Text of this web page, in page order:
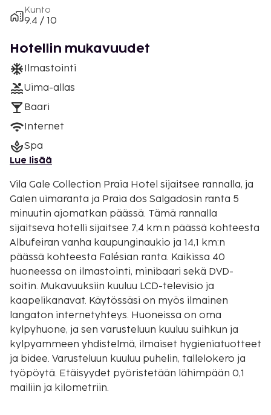
Kunto
9.4 / 10
Hotellin mukavuudet
Ilmastointi
Uima-allas
Baari
Internet
Spa
Lue lisää
Vila Gale Collection Praia Hotel sijaitsee rannalla, ja
Galen uimaranta ja Praia dos Salgadosin ranta 5
minuutin ajomatkan päässä. Tämä rannalla
sijaitseva hotelli sijaitsee 7,4 km:n päässä kohteesta
Albufeiran vanha kaupunginaukio ja 14,1 km:n
päässä kohteesta Falésian ranta. Kaikissa 40
huoneessa on ilmastointi, minibaari sekä DVD-
soitin. Mukavuuksiin kuuluu LCD-televisio ja
kaapelikanavat. Käytössäsi on myös ilmainen
langaton internetyhteys. Huoneissa on oma
kylpyhuone, ja sen varusteluun kuuluu suihkun ja
kylpyammeen yhdistelmä, ilmaiset hygieniatuotteet
ja bidee. Varusteluun kuuluu puhelin, tallelokero ja
työpöytä. Etäisyydet pyöristetään lähimpään 0,1
mailiin ja kilometriin.